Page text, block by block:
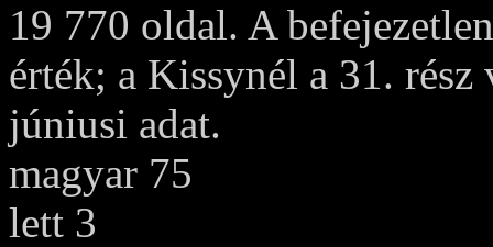
19 770 oldal. A
érték; a Kissynél a 31.
júniusi adat.
magyar 75
lett 3